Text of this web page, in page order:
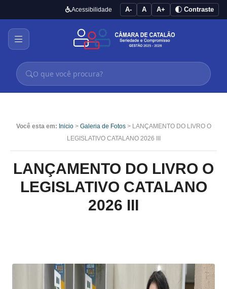
Acessibilidade A- A A+ Contraste
Você esta em: Inicio> Galeria de Fotos> LANÇAMENTO DO LIVRO O
LEGISLATIVO CATALANO 2026 III
LANÇAMENTO DO LIVRO O
LEGISLATIVO CATALANO
2026 III